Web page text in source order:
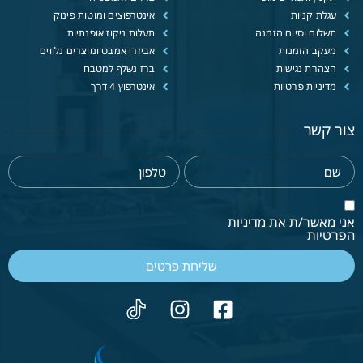
עגלת קניות
תשלום וסיום הזמנה
מעקב הזמנות
הצהרת נגישות
מדיניות פרטיות
אינטרפוצים ומוטות פינוק
תעלות ניקוז אופנתיות
אביזרי אמבט ומוצרים נלווים
ברז נשלף למטבח
אינטרפוץ 4 דרך
צור קשר
אני מאשר/ת את מדיניות
הפרטיות
שליחת פרטים